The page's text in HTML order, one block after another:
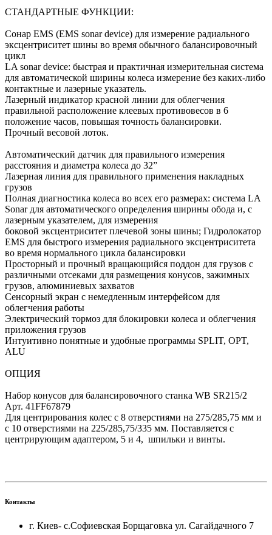
СТАНДАРТНЫЕ ФУНКЦИИ:
Сонар EMS (EMS sonar device) для измерение радиального
эксцентриситет шины во время обычного балансировочный
цикл
LA sonar device: быстрая и практичная измерительная система
для автоматической ширины колеса измерение без каких-либо
контактные и лазерные указатель.
Лазерный индикатор красной линии для облегчения
правильной расположение клеевых противовесов в 6
положение часов, повышая точность балансировки.
Прочный весовой лоток.
Автоматический датчик для правильного измерения
расстояния и диаметра колеса до 32”
Лазерная линия для правильного применения накладных
грузов
Полная диагностика колеса во всех его размерах: система LA
Sonar для автоматического определения ширины обода и, с
лазерным указателем, для измерения
боковой эксцентриситет плечевой зоны шины; Гидролокатор
EMS для быстрого измерения радиального эксцентриситета
во время нормального цикла балансировки
Просторный и прочный вращающийся поддон для грузов с
различными отсеками для размещения конусов, зажимных
грузов, алюминиевых захватов
Сенсорный экран с немедленным интерфейсом для
облегчения работы
Электрический тормоз для блокировки колеса и облегчения
приложения грузов
Интуитивно понятные и удобные программы SPLIT, OPT,
ALU
ОПЦИЯ
Набор конусов для балансировочного станка WB SR215/2
Арт. 41FF67879
Для центрирования колес с 8 отверстиями на 275/285,75 мм и
с 10 отверстиями на 225/285,75/335 мм. Поставляется с
центрирующим адаптером, 5 и 4, шпильки и винты.
Контакты
г. Киев- с.Софиевская Борщаговка ул. Сагайдачного 7